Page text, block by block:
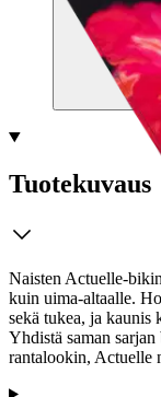
Tuotekuvaus
Naisten Actuelle-
kuin uima-altaalle.
sekä tukea, ja kaunis
Yhdistä saman
rantalookin, Actuelle